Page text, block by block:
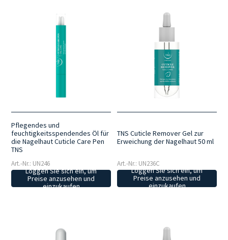
Pflegendes und
feuchtigkeitsspendendes Öl für
die Nagelhaut Cuticle Care Pen
TNS
Art.-Nr.: UN246
Loggen Sie sich ein, um
Preise anzusehen und
einzukaufen
TNS Cuticle Remover Gel zur
Erweichung der Nagelhaut 50 ml
Art.-Nr.: UN236C
Loggen Sie sich ein, um
Preise anzusehen und
einzukaufen